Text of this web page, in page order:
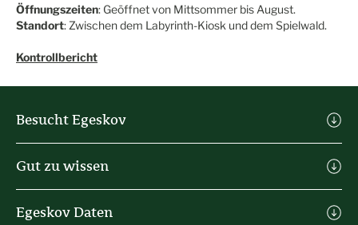
Öffnungszeiten: Geöffnet von Mittsommer bis August.
Standort: Zwischen dem Labyrinth-Kiosk und dem Spielwald.
Kontrollbericht
Besucht Egeskov
Speisen & Getränke
Gut zu wissen
Egeskov Daten